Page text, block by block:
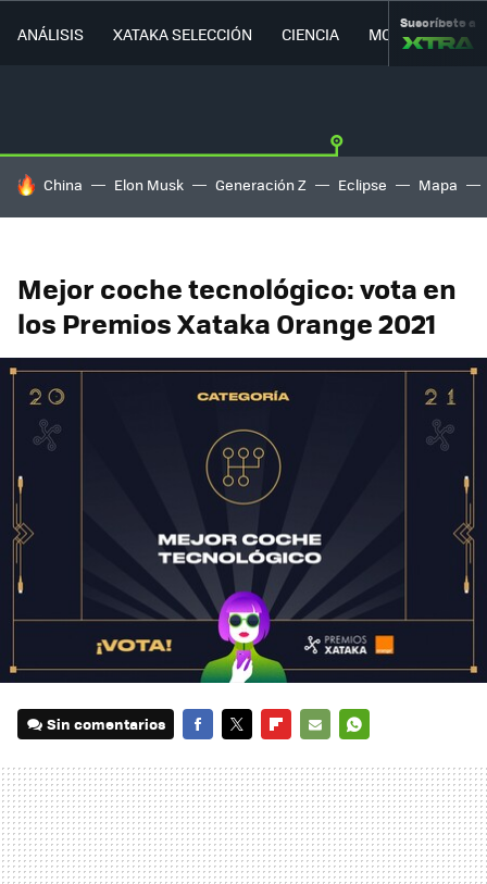
ANÁLISIS XATAKA SELECCIÓN CIENCIA MOVILIDAD
Suscríbete a
HOY SE HABLA DE
China Elon Musk Generación Z Eclipse Mapa
Mejor coche tecnológico: vota en
los Premios Xataka Orange 2021
Sin comentarios
MAIL